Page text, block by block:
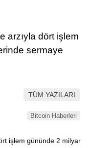
LinkedIn
arzıyla dört işlem
sermaye
TÜM YAZILARI
Bitcoin Haberleri